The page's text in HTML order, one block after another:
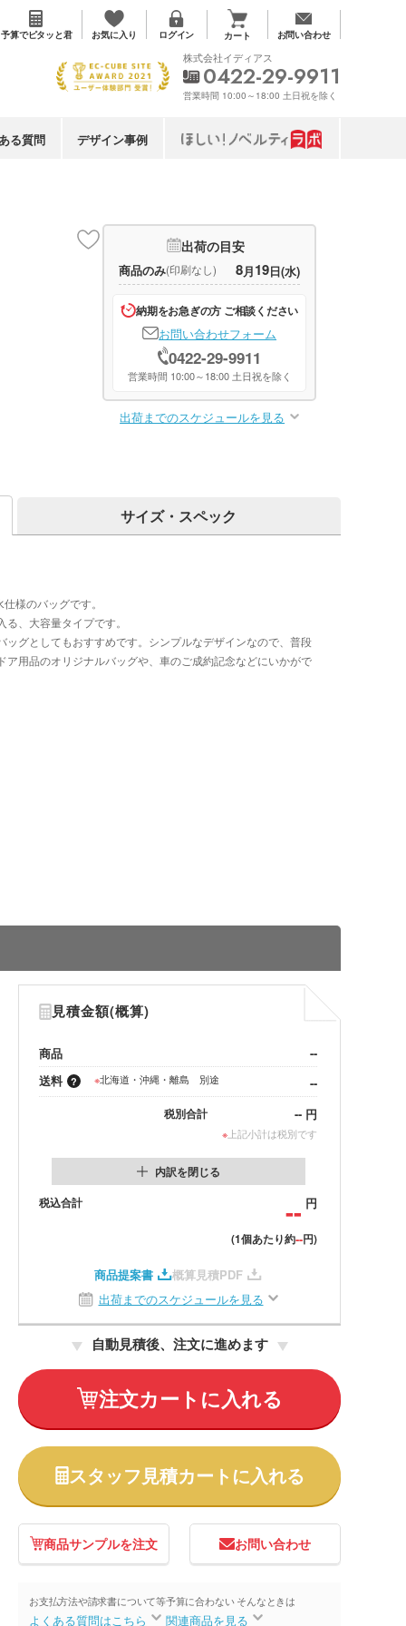
予算でピタッと君 お気に入り ログイン カート お問い合わせ
る質問 デザイン事例
株式会社イディアス
0422-29-9911
営業時間 10:00～18:00 土日祝を除く
出荷の目安
商品のみ(印刷なし) 8月19日(水)
納期をお急ぎの方 ご相談ください
お問い合わせフォーム
0422-29-9911
営業時間 10:00～18:00 土日祝を除く
出荷までのスケジュールを見る
サイズ・スペック
様のバッグです。
、大容量タイプです。
グとしてもおすすめです。シンプルなデザインなので、普段
用品のオリジナルバッグや、車のご成約記念などにいかがで
見積金額(概算)
商品
--
送料
※北海道・沖縄・離島 別途 --
税別合計 -- 円
※ 上記小計は税別です
内訳を閉じる
税込合計
-- 円
(1個あたり約--円)
商品提案書
概算見積PDF
出荷までのスケジュールを見る
自動見積後、注文に進めます
注文カートに入れる
スタッフ見積カートに入れる
商品サンプルを注文 お問い合わせ
お支払方法や請求書について等
よくある質問はこちら
予算に合わない そんなときは
関連商品を見る